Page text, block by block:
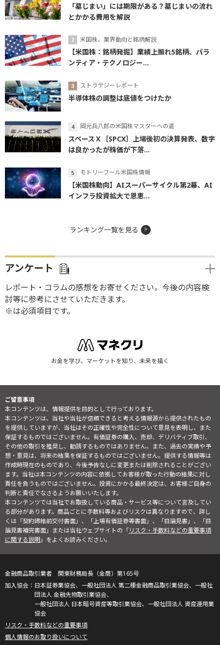
「墓じまい」には期限がある？墓じまいの流れ
とかかる費用を解説
米国株、業界動向と銘柄解説
【米国株：銘柄発掘】業績上振れ5銘柄、パラ
ンティア・テクノロジー...
ストラテジーレポート
半導体株の調整は底値をつけたか
岡元兵八郎の米国株マスターへの道
スペースＸ［SPCX］上場後初の決算発表、数字
は良かったが株価が下落...
モトリーフール米国株情報
【米国株動向】AIスーパーサイクル第2幕、AI
インフラ投資拡大で恩恵...
ランキング一覧を見る
アンケート
レポート・コラムの感想をお寄せください。今後の内容検
討等に参考にさせていただきます。
※は必須項目です。
お金を学び、マーケットを知り、未来を描く
ご留意事項
本コンテンツは、情報提供を目的として行っております。
本コンテンツは、当社や当社が信頼できると考える情報源から提供されたもの
を提供していますが、当社はその正確性や完全性について意見を表明し、また
保証するものではございません。有価証券の購入、売却、デリバティブ取引、
その他の取引を推奨し、勧誘するものではありません。また、過去の実績や予
想・意見は、将来の結果を保証するものではございません。提供する情報等は
作成時現在のものであり、今後予告なしに変更または削除されることがござい
ます。当社は本コンテンツの内容に依拠してお客様が取った行動の結果に対し
責任を負うものではございません。投資にかかる最終決定は、お客様ご自身の
判断と責任でなさるようお願いいたします。
本コンテンツでは当社でお取扱している商品・サービス等について言及してい
る部分があります。商品ごとに手数料等およびリスクは異なりますので、詳し
くは「契約締結前交付書面」、「上場有価証券等書面」、「目論見書」、「目
論見書補完書面」または当社ウェブサイトの「リスク・手数料などの重要事項
に関する説明」をよくお読みください。
金融商品取引業者 関東財務局長（金商）第165号
日本証券業協会、一般社団法人 第二種金融商品取引業協会、一般社
団法人 金融先物取引業協会、
一般社団法人 日本暗号資産等取引業協会、一般社団法人 資産運用業
協会
リスク・手数料などの重要事項
個人情報のお取り扱いについて